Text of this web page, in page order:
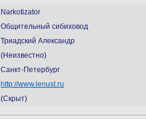
Narkotizator
Общительный сибиховод
Триадский Александр
(Неизвестно)
Санкт-Петербург
http://www.lenust.ru
(Скрыт)